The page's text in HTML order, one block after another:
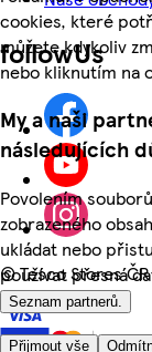
cookies, které
můžete kdykoliv
nebo kliknutím na
My a naši
následujících
Povolením
zobrazeného
ukládat nebo
používat přesná
Seznam partnerů.
Přijmout vše
followUs
©Tesco Stores